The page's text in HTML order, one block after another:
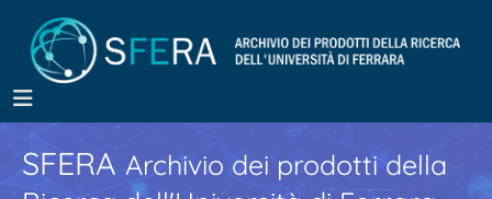
SFERA Archivio dei prodotti della